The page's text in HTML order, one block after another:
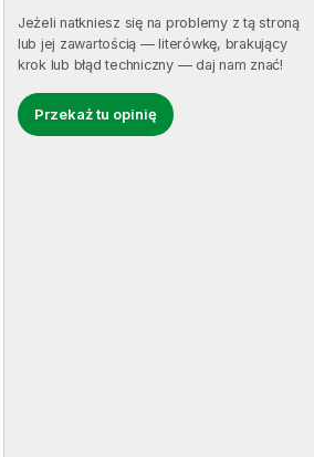
Jeżeli natkniesz się na problemy z tą stroną
lub jej zawartością — literówkę, brakujący
krok lub błąd techniczny — daj nam znać!
Przekaż tu opinię